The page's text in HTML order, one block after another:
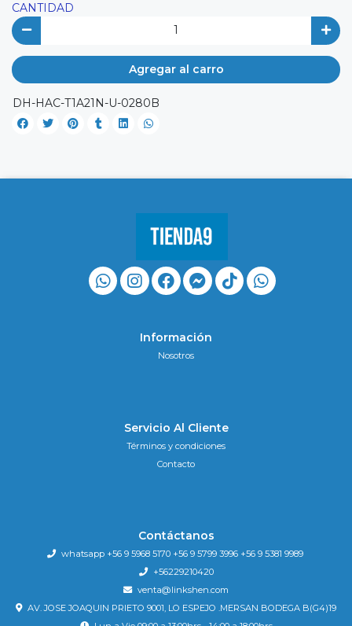
CANTIDAD
Agregar al carro
DH-HAC-T1A21N-U-0280B
Información
Nosotros
Servicio Al Cliente
Términos y condiciones
Contacto
Contáctanos
whatsapp +56 9 5968 5170 +56 9 5799 3996 +56 9 5381 9989
+56229210420
venta@linkshen.com
AV. JOSE JOAQUIN PRIETO 9001, LO ESPEJO .MERSAN BODEGA B(G4)19